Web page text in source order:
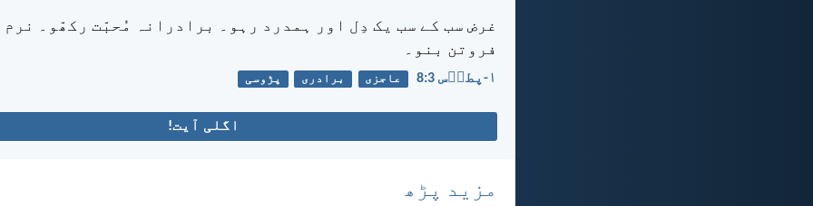
غرض سب کے سب یک دِل اور ہمدرد رہو۔ برادرانہ مُحبّت رکھّو۔ نرم
فروتن بنو۔
۱-پطرؔس 3:‏8 عاجزی برادری پڑوسی
اگلی آیت!
مزید پڑھ